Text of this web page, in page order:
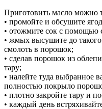
Приготовить масло можно
• промойте и обсушите
• отожмите сок с помощью
• жмых высушите до
смолоть в порошок;
• сделав порошок из
тару;
• налейте туда выбранное
полностью покрыло
• плотно закройте тару и
• каждый день